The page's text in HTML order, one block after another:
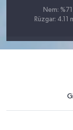
Nem: %71
Rüzgar: 4.11